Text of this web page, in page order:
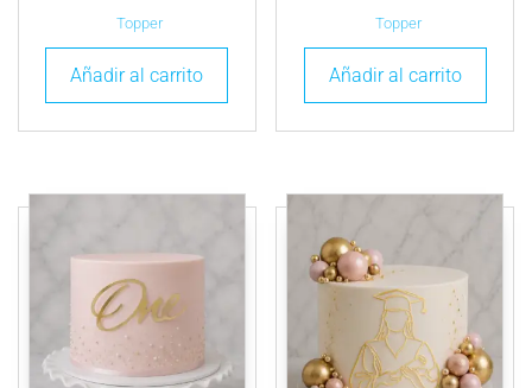
Topper
Añadir al carrito
Topper
Añadir al carrito